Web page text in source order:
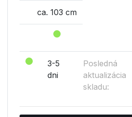
ca. 103 cm
3-5
dni
Posledná
aktualizácia
skladu: